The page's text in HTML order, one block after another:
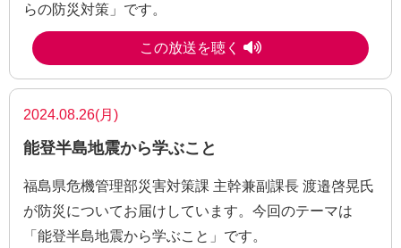
らの防災対策」です。
この放送を聴く
2024.08.26(月)
能登半島地震から学ぶこと
福島県危機管理部災害対策課 主幹兼副課長 渡邉啓晃氏
が防災についてお届けしています。今回のテーマは
「能登半島地震から学ぶこと」です。